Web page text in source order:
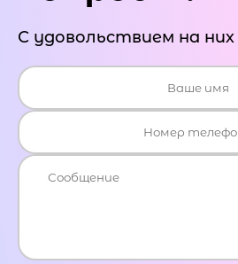
С удовольствием на